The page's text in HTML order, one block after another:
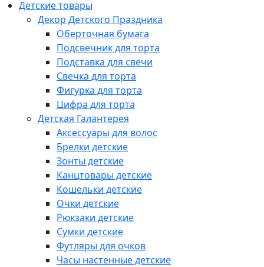
Детские товары
Декор Детского Праздника
Оберточная бумага
Подсвечник для торта
Подставка для свечи
Свечка для торта
Фигурка для торта
Цифра для торта
Детская Галантерея
Аксессуары для волос
Брелки детские
Зонты детские
Канцтовары детские
Кошельки детские
Очки детские
Рюкзаки детские
Сумки детские
Футляры для очков
Часы настенные детские